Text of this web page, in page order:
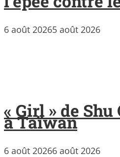
6 août 20265 août 2026
« Girl » de
à Taïwan
6 août 20266 août 2026